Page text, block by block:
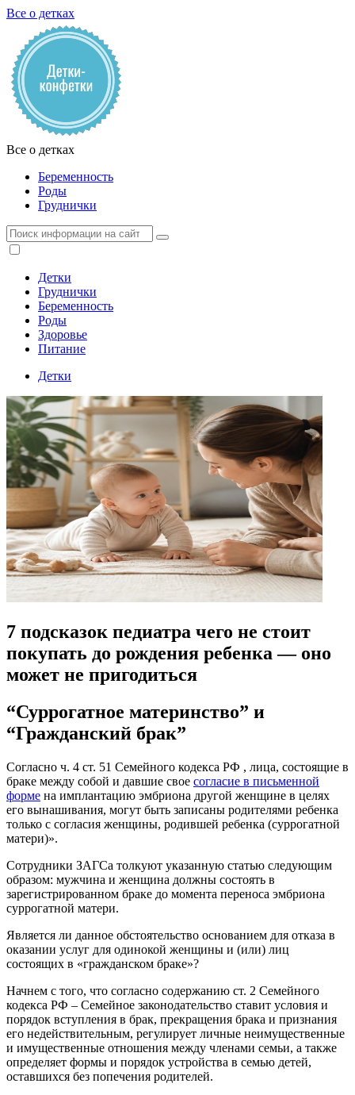
Все о детках
Все о детках
Беременность
Роды
Груднички
Детки
Груднички
Беременность
Роды
Здоровье
Питание
Детки
7 подсказок педиатра чего не стоит
покупать до рождения ребенка — оно
может не пригодиться
“Суррогатное материнство” и
“Гражданский брак”
Согласно ч. 4 ст. 51 Семейного кодекса РФ , лица, состоящие в
браке между собой и давшие свое согласие в письменной
форме на имплантацию эмбриона другой женщине в целях
его вынашивания, могут быть записаны родителями ребенка
только с согласия женщины, родившей ребенка (суррогатной
матери)».
Сотрудники ЗАГСа толкуют указанную статью следующим
образом: мужчина и женщина должны состоять в
зарегистрированном браке до момента переноса эмбриона
суррогатной матери.
Является ли данное обстоятельство основанием для отказа в
оказании услуг для одинокой женщины и (или) лиц
состоящих в «гражданском браке»?
Начнем с того, что согласно содержанию ст. 2 Семейного
кодекса РФ – Семейное законодательство ставит условия и
порядок вступления в брак, прекращения брака и признания
его недействительным, регулирует личные неимущественные
и имущественные отношения между членами семьи, а также
определяет формы и порядок устройства в семью детей,
оставшихся без попечения родителей.